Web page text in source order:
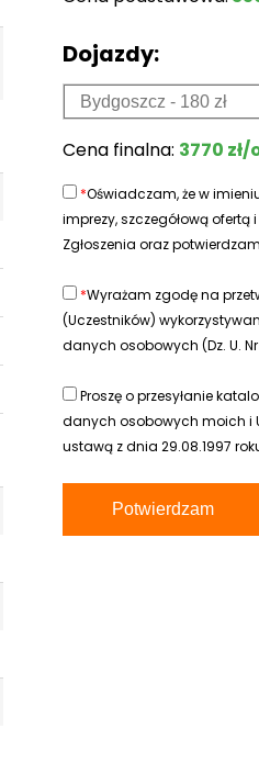
Dojazdy:
Cena finalna: 3770 zł/
*Oświadczam, że w
imprezy, szczegółową
Zgłoszenia oraz
*Wyrażam zgodę na
(Uczestników)
danych osobowych (Dz. U. Nr
Proszę o przesyłanie
danych osobowych moich i
ustawą z dnia 29.08.1997